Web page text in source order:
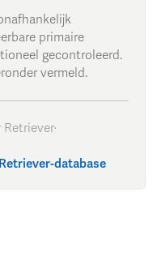
primaire
gecontroleerd.
vermeld.
Retriever·
database